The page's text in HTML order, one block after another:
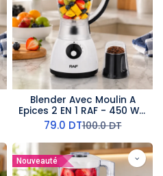
Blender Avec Moulin A
Epices 2 EN 1 RAF - 450 W -
1,5 L - Noir
79.0 DT100.0DT
Nouveauté